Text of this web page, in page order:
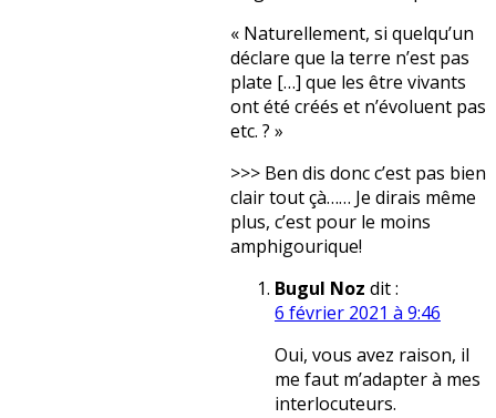
« Naturellement, si quelqu’un
déclare que la terre n’est pas
plate […] que les être vivants
ont été créés et n’évoluent pas
etc. ? »
>>> Ben dis donc c’est pas bien
clair tout çà…… Je dirais même
plus, c’est pour le moins
amphigourique!
Bugul Noz dit :
6 février 2021 à 9:46
Oui, vous avez raison, il
me faut m’adapter à mes
interlocuteurs.